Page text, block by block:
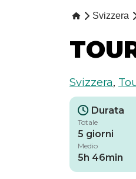
Svizzera
Svizzera,
Durata
Totale
5 giorni
Medio
5h 46min